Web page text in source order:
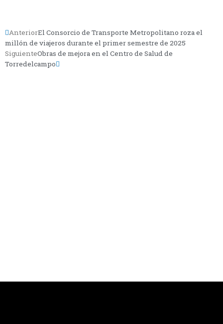
AnteriorEl Consorcio de Transporte Metropolitano roza el
millón de viajeros durante el primer semestre de 2025
SiguienteObras de mejora en el Centro de Salud de
Torredelcampo